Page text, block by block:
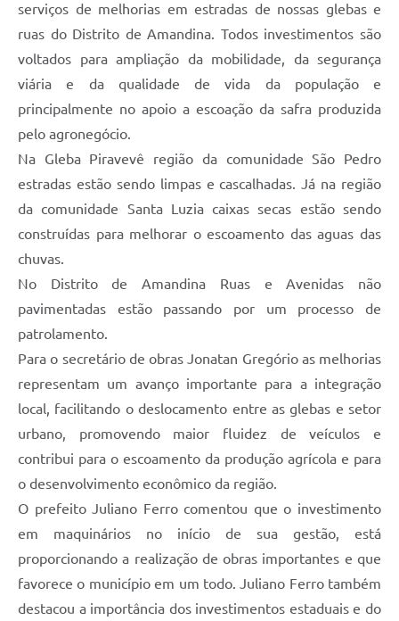
serviços de melhorias em estradas de nossas glebas e
ruas do Distrito de Amandina. Todos investimentos são
voltados para ampliação da mobilidade, da segurança
viária e da qualidade de vida da população e
principalmente no apoio a escoação da safra produzida
pelo agronegócio.
Na Gleba Piravevê região da comunidade São Pedro
estradas estão sendo limpas e cascalhadas. Já na região
da comunidade Santa Luzia caixas secas estão sendo
construídas para melhorar o escoamento das aguas das
chuvas.
No Distrito de Amandina Ruas e Avenidas não
pavimentadas estão passando por um processo de
patrolamento.
Para o secretário de obras Jonatan Gregório as melhorias
representam um avanço importante para a integração
local, facilitando o deslocamento entre as glebas e setor
urbano, promovendo maior fluidez de veículos e
contribui para o escoamento da produção agrícola e para
o desenvolvimento econômico da região.
O prefeito Juliano Ferro comentou que o investimento
em maquinários no início de sua gestão, está
proporcionando a realização de obras importantes e que
favorece o município em um todo. Juliano Ferro também
destacou a importância dos investimentos estaduais e do